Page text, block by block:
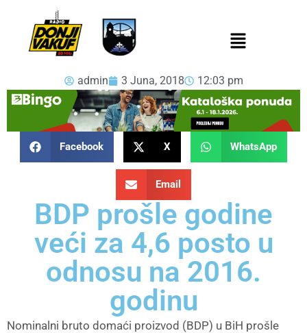
admin 3 Juna, 2018 12:03 pm
Facebook X WhatsApp
Email
BDP prošle godine
veći za 4,6 posto u
odnosu na 2016.
godinu
Nominalni bruto domaći proizvod (BDP) u BiH prošle